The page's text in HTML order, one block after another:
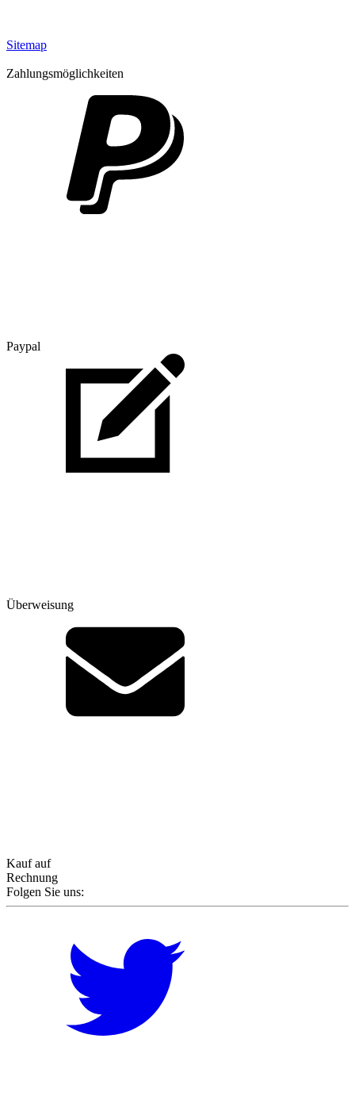
Sitemap
Zahlungsmöglichkeiten
Paypal
Überweisung
Kauf auf
Rechnung
Folgen Sie uns: